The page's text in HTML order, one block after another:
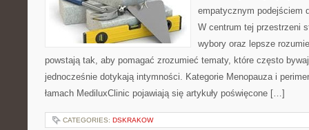
empatycznym podejściem
W centrum tej przestrzeni
wybory oraz lepsze
powstają tak, aby pomagać zrozumieć tematy, które często
jednocześnie dotykają intymności. Kategorie Menopauza i
łamach MediluxClinic pojawiają się artykuły poświęcone […]
CATEGORIES: DSKRAKOW